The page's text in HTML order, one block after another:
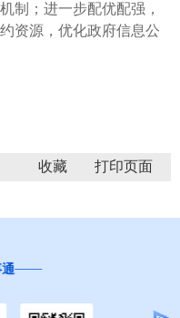
制；进一步配优配强，
资源，优化政府信息公
收藏
督查”